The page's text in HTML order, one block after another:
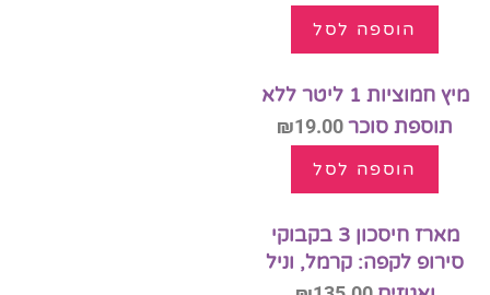
הוספה לסל
מיץ חמוציות 1 ליטר ללא
תוספת סוכר
₪19.00
הוספה לסל
מארז חיסכון 3 בקבוקי
סירופ לקפה: קרמל, וניל